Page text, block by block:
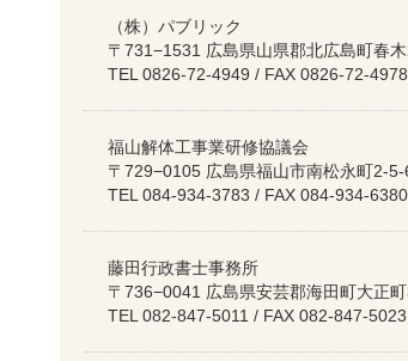
（株）パブリック
〒731−1531 広島県山県郡北広島町春
TEL 0826-72-4949 / FAX 0826-72-4978
福山解体工事業研修協議会
〒729−0105 広島県福山市南松永町2-5-
TEL 084-934-3783 / FAX 084-934-6380
藤田行政書士事務所
〒736−0041 広島県安芸郡海田町大正
TEL 082-847-5011 / FAX 082-847-5023